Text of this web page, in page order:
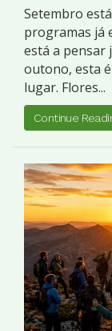
Setembro
programas já
está a pensar
outono, esta
lugar. Flores...
Continue